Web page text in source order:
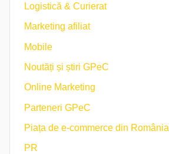
Logistică & Curierat
Marketing afiliat
Mobile
Noutăți și știri GPeC
Online Marketing
Parteneri GPeC
Piața de e-commerce din România
PR